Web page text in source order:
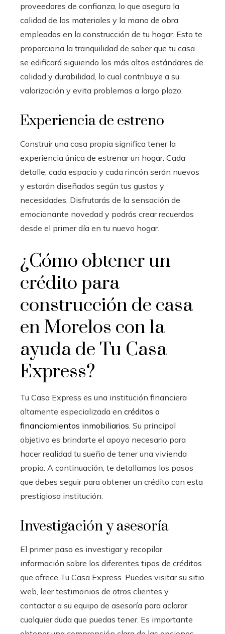
proveedores de confianza, lo que asegura la
calidad de los materiales y la mano de obra
empleados en la construcción de tu hogar. Esto te
proporciona la tranquilidad de saber que tu casa
se edificará siguiendo los más altos estándares de
calidad y durabilidad, lo cual contribuye a su
valorización y evita problemas a largo plazo.
Experiencia de estreno
Construir una casa propia significa tener la
experiencia única de estrenar un hogar. Cada
detalle, cada espacio y cada rincón serán nuevos
y estarán diseñados según tus gustos y
necesidades. Disfrutarás de la sensación de
emocionante novedad y podrás crear recuerdos
desde el primer día en tu nuevo hogar.
¿Cómo obtener un
crédito para
construcción de casa
en Morelos con la
ayuda de Tu Casa
Express?
Tu Casa Express es una institución financiera
altamente especializada en créditos o
financiamientos inmobiliarios. Su principal
objetivo es brindarte el apoyo necesario para
hacer realidad tu sueño de tener una vivienda
propia. A continuación, te detallamos los pasos
que debes seguir para obtener un crédito con esta
prestigiosa institución:
Investigación y asesoría
El primer paso es investigar y recopilar
información sobre los diferentes tipos de créditos
que ofrece Tu Casa Express. Puedes visitar su sitio
web, leer testimonios de otros clientes y
contactar a su equipo de asesoría para aclarar
cualquier duda que puedas tener. Es importante